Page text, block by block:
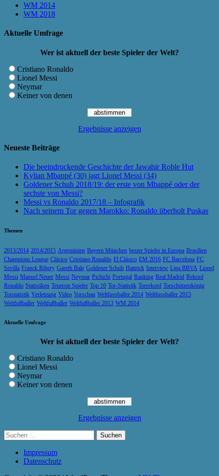
WM 2014
WM 2018
Aktuelle Umfrage
Wer ist aktuell der beste Spieler der Welt?
Cristiano Ronaldo
Lionel Messi
Neymar
Keiner von denen
Ergebnisse anzeigen
Neueste Beiträge
Die beeindruckende Geschichte der Jawahir Roble Hut
Kylian Mbappé (30) jagt Lionel Messi (34)
Goldener Schuh 2018/19: der erste von Mbappé oder der
sechste von Messi?
Messi vs Ronaldo 2017/18 – Infografik
Nach seinem Tor gegen Marokko: Ronaldo überholt Puskas
Themen
2013/2014 2014/2015 Argentinien Bayern München bester Spieler in Europa Brasilien
Champions League Clásico Cristiano Ronaldo El Clásico EM 2016 FC Barcelona FC
Sevilla Franck Ribery Gareth Bale Goldener Schuh Hattrick Interview Liga BBVA Lionel
Messi Manuel Neuer Messi Neymar Pichichi Portugal Ranking Real Madrid Rekord
Ronaldo Statistiken Teuerste Spieler Top 10 Tor-Statistik Torrekord Torschützenkönig
Torstatistik Verletzung Video Vorschau Weltfussballer 2014 Weltfussballer 2015
Weltfußballer Weltfußballer Weltfußballer 2013 WM 2014
Aktuelle Umfrage
Wer ist aktuell der beste Spieler der Welt?
Cristiano Ronaldo
Lionel Messi
Neymar
Keiner von denen
Ergebnisse anzeigen
Suchen
nach:
Impressum
Datenschutz